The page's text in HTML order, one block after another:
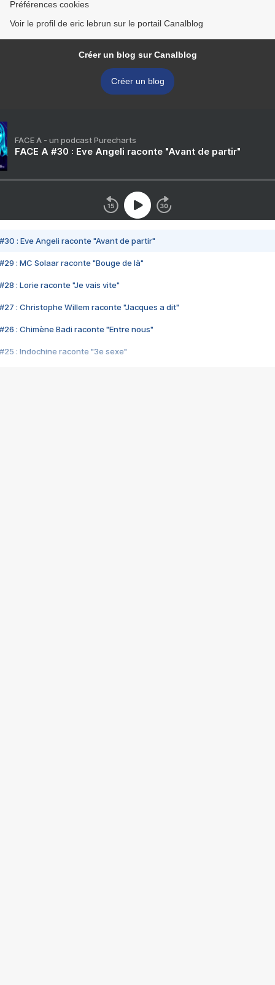
Préférences cookies
Voir le profil de eric lebrun sur le portail Canalblog
Créer un blog sur Canalblog
Créer un blog
FACE A - un podcast Purecharts
FACE A #30 : Eve Angeli raconte "Avant de partir"
#30 : Eve Angeli raconte "Avant de partir"
#29 : MC Solaar raconte "Bouge de là"
#28 : Lorie raconte "Je vais vite"
#27 : Christophe Willem raconte "Jacques a dit"
#26 : Chimène Badi raconte "Entre nous"
#25 : Indochine raconte "3e sexe"